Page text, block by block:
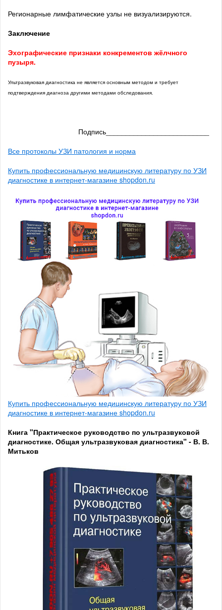
Регионарные лимфатические узлы не визуализируются.
Заключение
Эхографические признаки конкрементов жёлчного
пузыря.
Ультразвуковая диагностика не является основным методом и требует
подтверждения диагноза другими методами обследования.
Подпись__________________________
Все протоколы УЗИ патология и норма
Купить профессиональную медицинскую литературу по УЗИ
диагностике в интернет-магазине shopdon.ru
Купить профессиональную медицинскую литературу по УЗИ
диагностике в интернет-магазине shopdon.ru
Книга "Практическое руководство по ультразвуковой
диагностике. Общая ультразвуковая диагностика" - В. В.
Митьков